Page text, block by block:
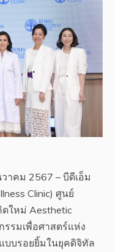
าคม 2567 – บีดีเอ็ม
Clinic) ศูนย์
ใหม่ Aesthetic
รมเพื่อศาสตร์แห่ง
บบรอยยิ้มในยุคดิจิทัล